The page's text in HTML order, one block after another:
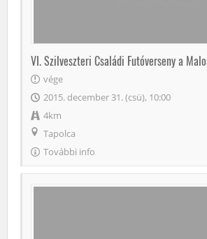
VI. Szilveszteri Családi Futóverseny a
vége
2015. december 31. (csü), 10:00
4km
Tapolca
További info